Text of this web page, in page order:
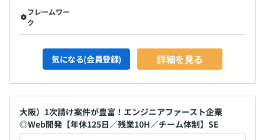
フレームワー
ク
気になる(会員登録) 詳細を見る
大阪）1次請け案件が豊富！エンジニアファースト企業
◎Web開発【年休125日／残業10H／チーム体制】SE